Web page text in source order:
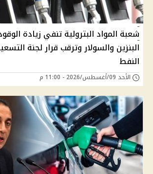
شعبة المواد البترولية تنفي زيادة
البنزين والسولار وترقب قرار لجنة
النفط
الأحد 09/أغسطس/2026 - 11:00 م